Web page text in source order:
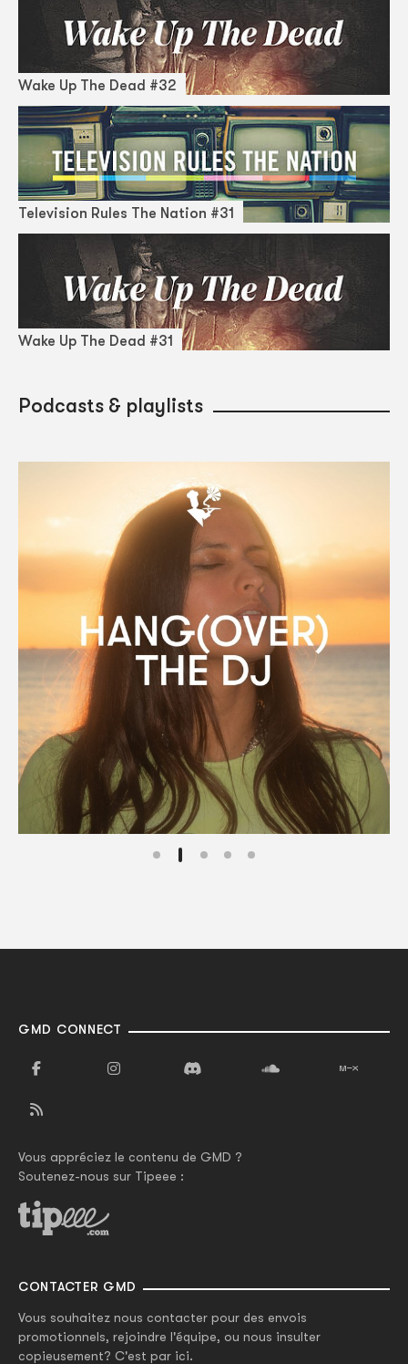
Wake Up The Dead #32
Television Rules The Nation #31
Wake Up The Dead #31
Podcasts & playlists
GMD CONNECT
Vous appréciez le contenu de GMD ?
Soutenez-nous sur Tipeee :
CONTACTER GMD
Vous souhaitez nous contacter pour des envois
promotionnels, rejoindre l'équipe, ou nous insulter
copieusement? C'est par ici.